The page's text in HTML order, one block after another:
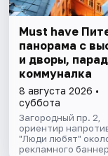
Must have
панорама с
и дворы,
коммуналка
8 августа 2026 •
суббота
Загородный пр. 2,
ориентир
"Люди любят"
рекламного